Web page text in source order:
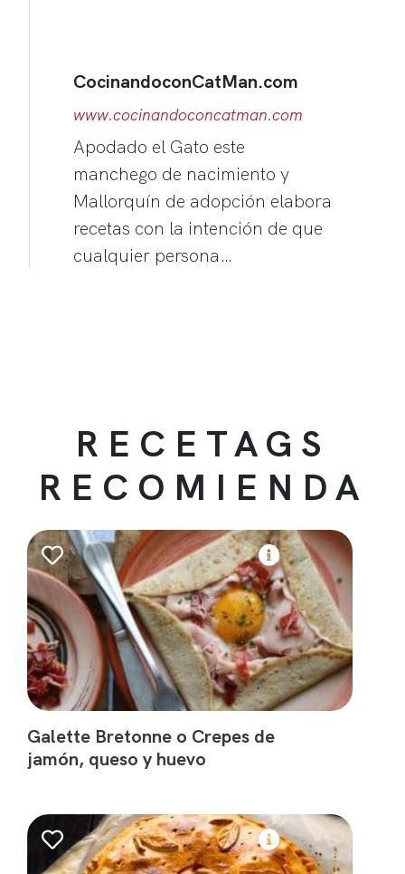
CocinandoconCatMan.com
www.cocinandoconcatman.com
Apodado el Gato este
manchego de nacimiento y
Mallorquín de adopción elabora
recetas con la intención de que
cualquier persona…
RECETAGS
RECOMIENDA
Galette Bretonne o Crepes de
jamón, queso y huevo